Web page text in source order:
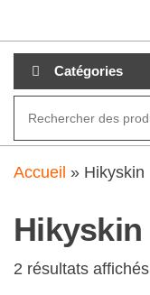
au
contenuCatégories
Accueil » Hikyskin
Hikyskin
2 résultats affichés